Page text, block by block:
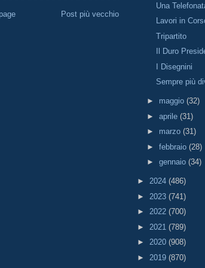
Post più vecchio
Una
Lavori in
Tripartito
Il Duro
I Disegnini
Sempre più
► maggio (32)
► aprile (31)
► marzo (31)
► febbraio (28)
► gennaio (34)
► 2024 (486)
► 2023 (741)
► 2022 (700)
► 2021 (789)
► 2020 (908)
► 2019 (870)